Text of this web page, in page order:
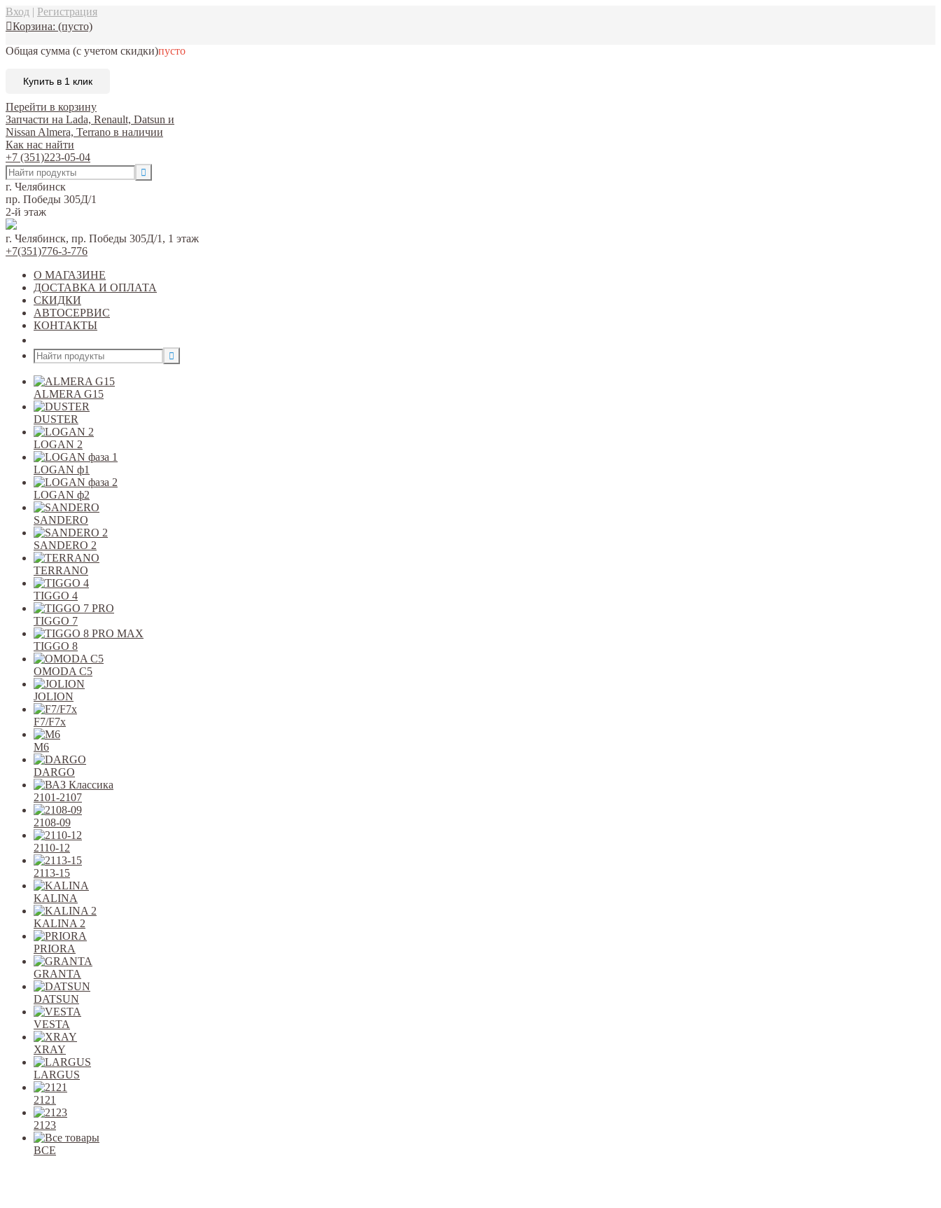
Вход | Регистрация
Корзина: (пусто)
Общая сумма (с учетом скидки)пусто
Купить в 1 клик
Перейти в корзину
Запчасти на Lada, Renault, Datsun и
Nissan Almera, Terrano в наличии
Как нас найти
+7 (351)223-05-04
г. Челябинск
пр. Победы 305Д/1
2-й этаж
г. Челябинск, пр. Победы 305Д/1, 1 этаж
+7(351)776-3-776
О МАГАЗИНЕ
ДОСТАВКА И ОПЛАТА
СКИДКИ
АВТОСЕРВИС
КОНТАКТЫ
ALMERA G15
DUSTER
LOGAN 2
LOGAN ф1
LOGAN ф2
SANDERO
SANDERO 2
TERRANO
TIGGO 4
TIGGO 7
TIGGO 8
OMODA C5
JOLION
F7/F7x
M6
DARGO
2101-2107
2108-09
2110-12
2113-15
KALINA
KALINA 2
PRIORA
GRANTA
DATSUN
VESTA
XRAY
LARGUS
2121
2123
ВСЕ